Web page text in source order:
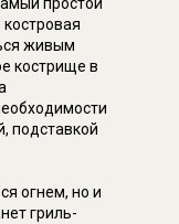
живым
кострище в
подставкой
огнем, но и
гриль-